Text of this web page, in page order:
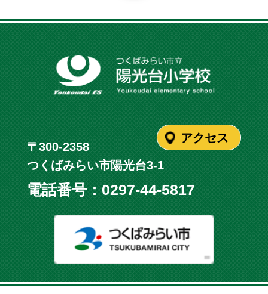
〒300-2358
つくばみらい市陽光台3-1
アクセス
電話番号：0297-44-5817
つくばみ